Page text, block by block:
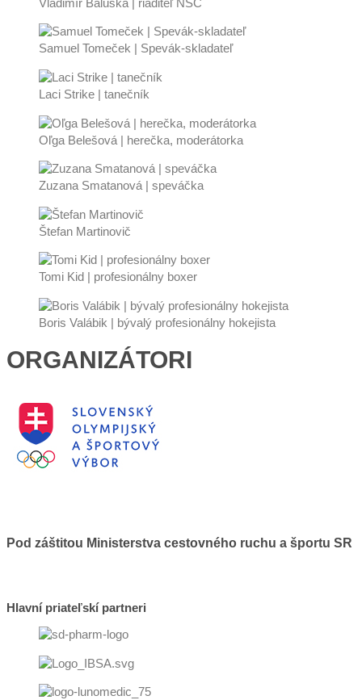
Vladimír Baluška | riaditeľ NŠC
Samuel Tomeček | Spevák-skladateľ
Laci Strike | tanečník
Oľga Belešová | herečka, moderátorka
Zuzana Smatanová | speváčka
Štefan Martinovič
Tomi Kid | profesionálny boxer
Boris Valábik | bývalý profesionálny hokejista
ORGANIZÁTORI
Pod záštitou Ministerstva cestovného ruchu a športu SR
Hlavní priateľskí partneri